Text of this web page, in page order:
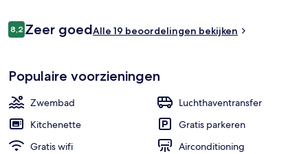
Beoordelingen
8,28,2 op 10 –
Zeer goedAlle 19 beoordelingen bekijken
Populaire voorzieningen
Zwembad
Luchthaventransfer
Kitchenette
Gratis parkeren
Gratis wifi
Airconditioning